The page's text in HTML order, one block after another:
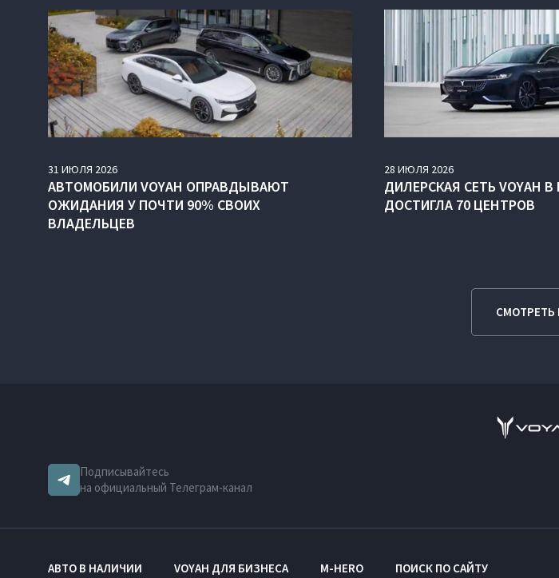
31 ИЮЛЯ 2026
АВТОМОБИЛИ VOYAH ОПРАВДЫВАЮТ
ОЖИДАНИЯ У ПОЧТИ 90% СВОИХ
ВЛАДЕЛЬЦЕВ
28 ИЮЛЯ 2026
ДИЛЕРСКАЯ СЕТЬ VOYAH
ДОСТИГЛА 70 ЦЕНТРОВ
СМОТРЕТЬ
Подписывайтесь
на официальный Телеграм-канал
АВТО В НАЛИЧИИ VOYAH ДЛЯ БИЗНЕСА M-HERO ПОИСК ПО САЙТУ